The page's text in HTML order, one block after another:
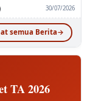
30/07/2026
semua Berita
TA 2026